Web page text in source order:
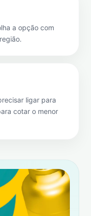
a opção com
ligar para
cotar o menor